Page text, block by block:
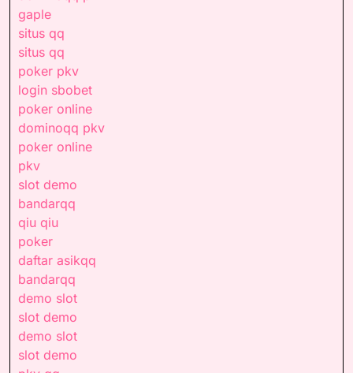
gaple
situs qq
situs qq
poker pkv
login sbobet
poker online
dominoqq pkv
poker online
pkv
slot demo
bandarqq
qiu qiu
poker
daftar asikqq
bandarqq
demo slot
slot demo
demo slot
slot demo